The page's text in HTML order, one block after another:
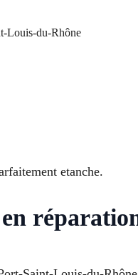
Louis-du-Rhône
etanche.
en